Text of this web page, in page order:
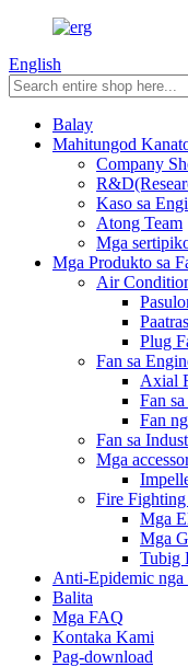
English
Balay
Mahitungod
Company
Kaso sa
Atong Team
Mga
Mga Produkto sa
Air
Plug
Fan sa
Axial
Fan
Fan
Fan sa
Mga
Fire Fighting
Mga
Mga
Tubig
Anti-Epidemic nga
Balita
Mga FAQ
Kontaka Kami
Pag-download